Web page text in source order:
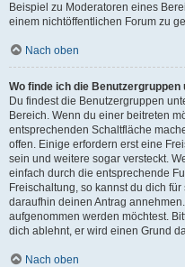
Beispiel zu Moderatoren eines
einem nichtöffentlichen Forum zu
Nach oben
Wo finde ich die
Du findest die Benutzergruppen
Bereich. Wenn du einer beitreten
entsprechenden Schaltfläche
offen. Einige erfordern erst eine
sein und weitere sogar versteckt.
einfach durch die entsprechende
Freischaltung, so kannst du dich
daraufhin deinen Antrag
aufgenommen werden möchtest.
dich ablehnt, er wird einen Grund
Nach oben